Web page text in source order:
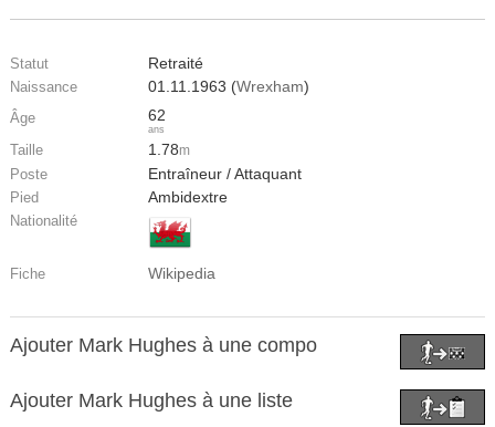
Statut Retraité
Naissance 01.11.1963 (Wrexham)
Âge 62
ans
Taille 1.78m
Poste Entraîneur / Attaquant
Pied Ambidextre
Nationalité
Fiche Wikipedia
Ajouter Mark Hughes à une compo
Ajouter Mark Hughes à une liste